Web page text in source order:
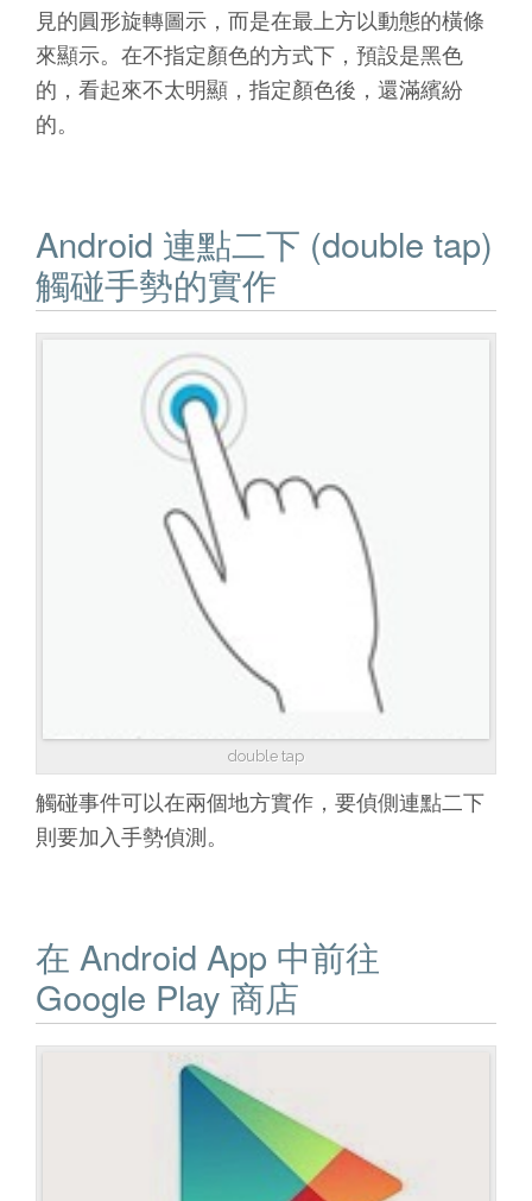
見的圓形旋轉圖示，而是在最上方以動態的橫條
來顯示。在不指定顏色的方式下，預設是黑色
的，看起來不太明顯，指定顏色後，還滿繽紛
的。
Android 連點二下 (double tap)
觸碰手勢的實作
double tap
觸碰事件可以在兩個地方實作，要偵側連點二下
則要加入手勢偵測。
在 Android App 中前往
Google Play 商店